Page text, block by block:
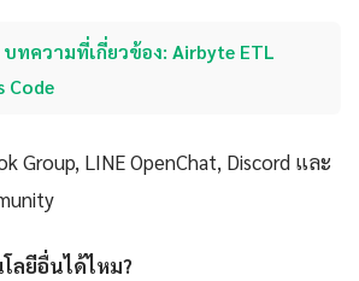
บทความที่เกี่ยวข้อง: Airbyte ETL
Code
Group, LINE OpenChat, Discord และ
ลยีอื่นได้ไหม?